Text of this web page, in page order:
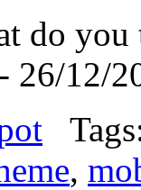
do you
26/12/
,